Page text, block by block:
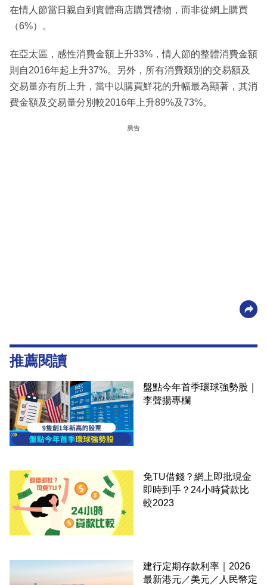
在情人節當日親自到實體商店購買禮物，而非從網上購買
（6%）。
在亞太區，感性消費金額上升33%，情人節的整體消費金額
則自2016年起上升37%。另外，所有消費類別的交易額及
交易量亦有所上升，當中以購買鮮花的升幅最為顯著，其消
費金額及交易量分別較2016年上升89%及73%。
廣告
推薦閱讀
盤點今年首季環球強勢股｜
李聲揚專欄
免TU借錢？網上即批現金
即時到手？24小時貸款比
較2023
建行定期存款利率｜2026
最新港元／美元／人民幣定